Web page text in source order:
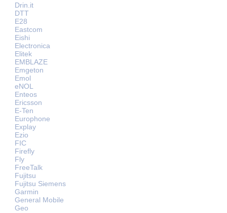
Drin.it
DTT
E28
Eastcom
Eishi
Electronica
Elitek
EMBLAZE
Emgeton
Emol
eNOL
Enteos
Ericsson
E-Ten
Europhone
Explay
Ezio
FIC
Firefly
Fly
FreeTalk
Fujitsu
Fujitsu Siemens
Garmin
General Mobile
Geo